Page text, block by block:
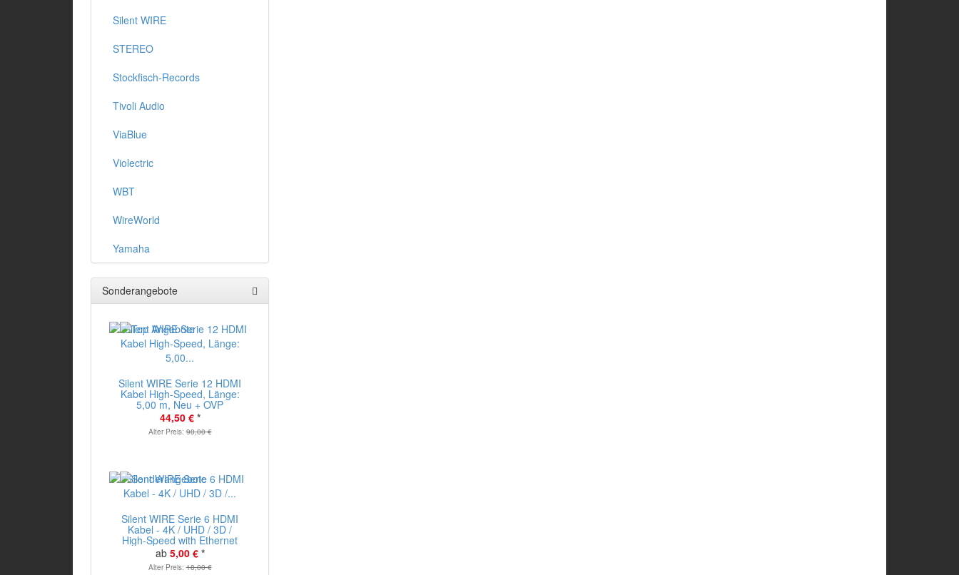
Silent WIRE
STEREO
Stockfisch-Records
Tivoli Audio
ViaBlue
Violectric
WBT
WireWorld
Yamaha
Sonderangebote
Silent WIRE Serie 12 HDMI
Kabel High-Speed, Länge:
5,00 m, Neu + OVP
44,50 € *
Alter Preis:90,00 €
Silent WIRE Serie 6 HDMI
Kabel - 4K / UHD / 3D /
High-Speed with Ethernet
ab 5,00 € *
Alter Preis:18,00 €